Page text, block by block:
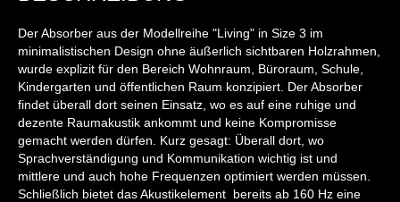
Der Absorber aus der Modellreihe "Living" in Size 3 im
minimalistischen Design ohne äußerlich sichtbaren Holzrahmen,
wurde explizit für den Bereich Wohnraum, Büroraum, Schule,
Kindergarten und öffentlichen Raum konzipiert. Der Absorber
findet überall dort seinen Einsatz, wo es auf eine ruhige und
dezente Raumakustik ankommt und keine Kompromisse
gemacht werden dürfen. Kurz gesagt: Überall dort, wo
Sprachverständigung und Kommunikation wichtig ist und
mittlere und auch hohe Frequenzen optimiert werden müssen.
Schließlich bietet das Akustikelement bereits ab 160 Hz eine